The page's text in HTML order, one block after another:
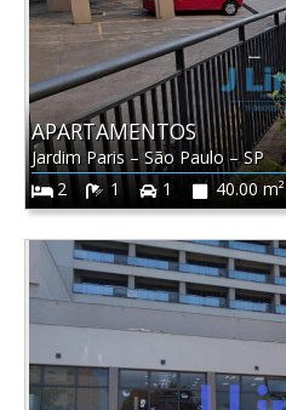
APARTAMENTOS
Jardim Paris–São Paulo–SP
2
1 1 40.00 m²